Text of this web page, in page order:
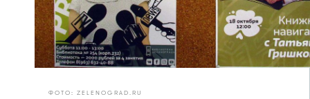
ФОТО: ZELENOGRAD.RU